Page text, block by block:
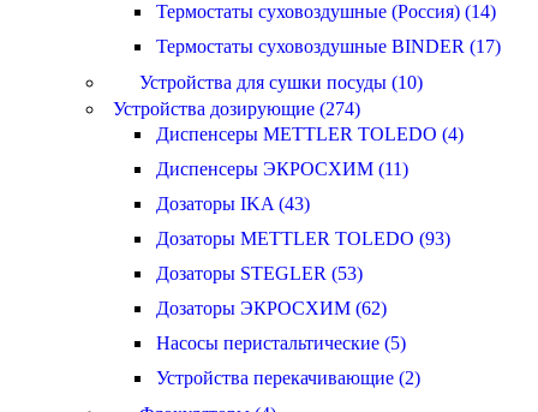
Термостаты суховоздушные (Россия) (14)
Термостаты суховоздушные BINDER (17)
Устройства для сушки посуды (10)
Устройства дозирующие (274)
Диспенсеры METTLER TOLEDO (4)
Диспенсеры ЭКРОСХИМ (11)
Дозаторы IKA (43)
Дозаторы METTLER TOLEDO (93)
Дозаторы STEGLER (53)
Дозаторы ЭКРОСХИМ (62)
Насосы перистальтические (5)
Устройства перекачивающие (2)